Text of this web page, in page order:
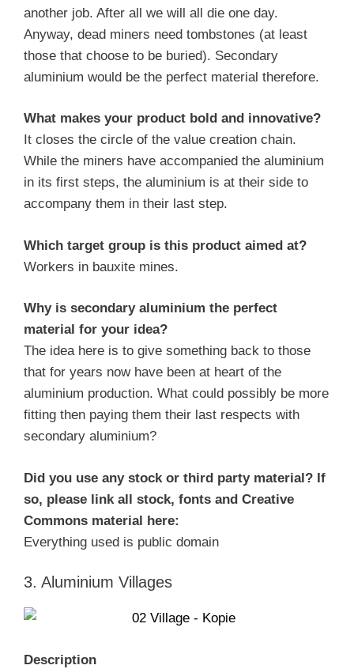
another job. After all we will all die one day.
Anyway, dead miners need tombstones (at least
those that choose to be buried). Secondary
aluminium would be the perfect material therefore.
What makes your product bold and innovative?
It closes the circle of the value creation chain.
While the miners have accompanied the aluminium
in its first steps, the aluminium is at their side to
accompany them in their last step.
Which target group is this product aimed at?
Workers in bauxite mines.
Why is secondary aluminium the perfect
material for your idea?
The idea here is to give something back to those
that for years now have been at heart of the
aluminium production. What could possibly be more
fitting then paying them their last respects with
secondary aluminium?
Did you use any stock or third party material? If
so, please link all stock, fonts and Creative
Commons material here:
Everything used is public domain
3. Aluminium Villages
Description